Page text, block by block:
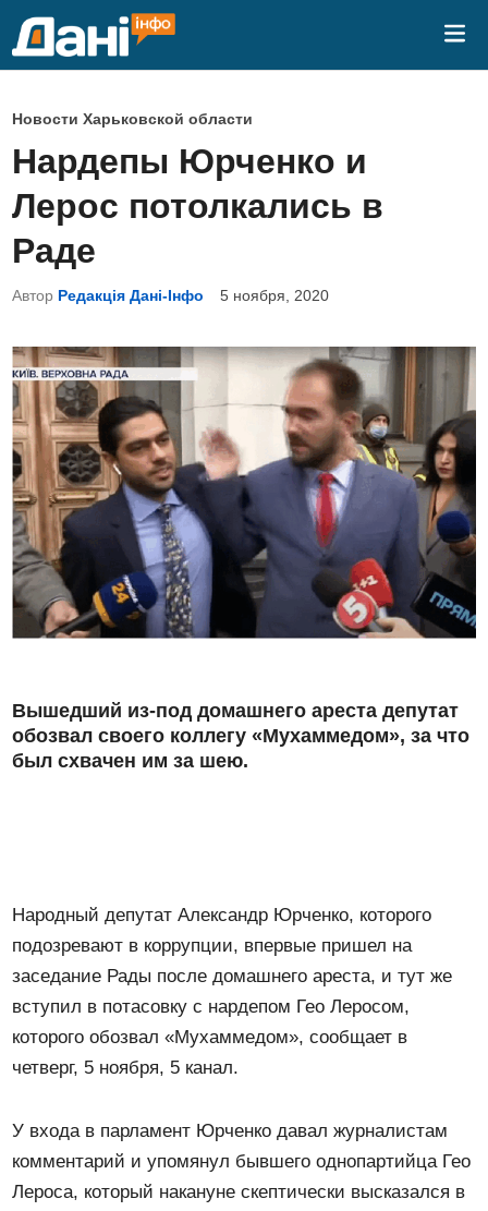
О
п
у
б
л
и
к
в
а
н
о
в
Новости Харьковской области
Нардепы Юрченко и
Лерос потолкались в
Раде
Автор Редакція Дані-Інфо 5 ноября, 2020
Вышедший из-под домашнего ареста депутат
обозвал своего коллегу «Мухаммедом», за что
был схвачен им за шею.
Народный депутат Александр Юрченко, которого
подозревают в коррупции, впервые пришел на
заседание Рады после домашнего ареста, и тут же
вступил в потасовку с нардепом Гео Леросом,
которого обозвал «Мухаммедом», сообщает в
четверг, 5 ноября, 5 канал.
У входа в парламент Юрченко давал журналистам
комментарий и упомянул бывшего однопартийца Гео
Лероса, который накануне скептически высказался в